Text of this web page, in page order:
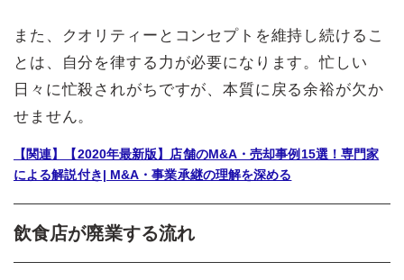
また、クオリティーとコンセプトを維持し続けるこ
とは、自分を律する力が必要になります。忙しい
日々に忙殺されがちですが、本質に戻る余裕が欠か
せません。
【関連】【2020年最新版】店舗のM&A・売却事例15選！専門家
による解説付き| M&A・事業承継の理解を深める
飲食店が廃業する流れ